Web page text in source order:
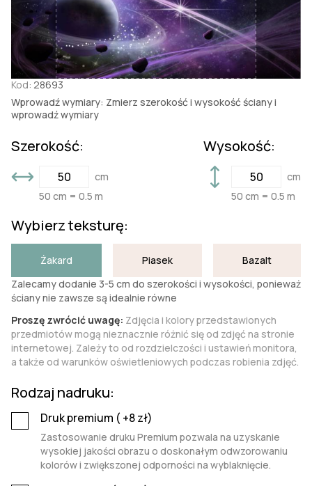
Kod: 28693
Wprowadź wymiary: Zmierz szerokość i wysokość ściany i
wprowadź wymiary
Szerokość:
cm
50 cm = 0.5 m
Wysokość:
cm
50 cm = 0.5 m
Wybierz teksturę:
Żakard Piasek
Bazalt
Zalecamy dodanie 3-5 cm do szerokości i wysokości, ponieważ
ściany nie zawsze są idealnie równe
Proszę zwrócić uwagę: Zdjęcia i kolory przedstawionych
przedmiotów mogą nieznacznie różnić się od zdjęć na stronie
internetowej. Zależy to od rozdzielczości i ustawień monitora,
a także od warunków oświetleniowych podczas robienia zdjęć.
Rodzaj nadruku:
Druk premium ( +8zł)
Zastosowanie druku Premium pozwala na uzyskanie
wysokiej jakości obrazu o doskonałym odwzorowaniu
kolorów i zwiększonej odporności na wyblaknięcie.